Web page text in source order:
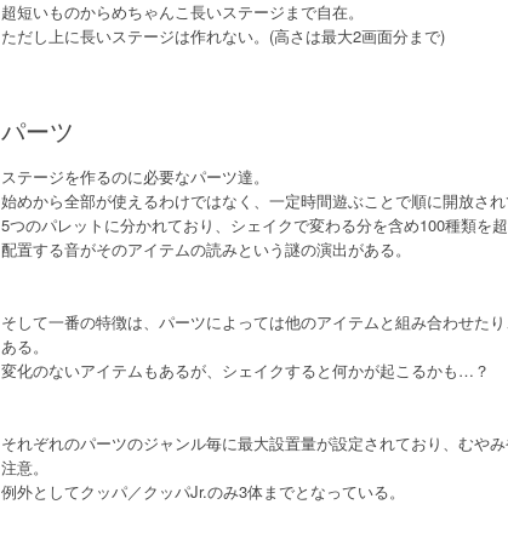
超短いものからめちゃんこ長いステージまで自在。
ただし上に長いステージは作れない。(高さは最大2画面分まで)
パーツ
ステージを作るのに必要なパーツ達。
始めから全部が使えるわけではなく、一定時間遊ぶことで順に開放され
5つのパレットに分かれており、シェイクで変わる分を含め100種類を
配置する音がそのアイテムの読みという謎の演出がある。
そして一番の特徴は、パーツによっては他のアイテムと組み合わせたり
ある。
変化のないアイテムもあるが、シェイクすると何かが起こるかも…？
それぞれのパーツのジャンル毎に最大設置量が設定されており、むや
注意。
例外としてクッパ／クッパJr.のみ3体までとなっている。